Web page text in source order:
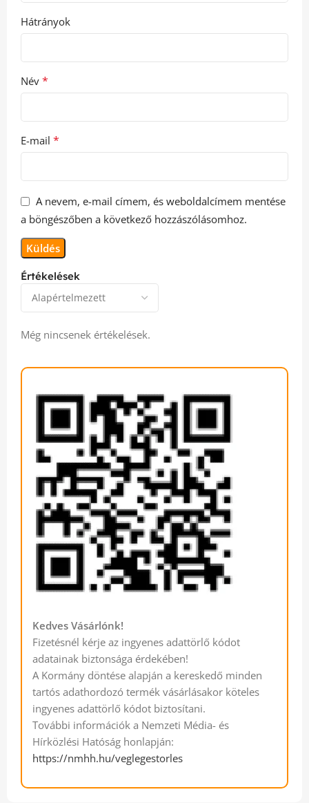
Értékelések
Még nincsenek értékelések.
Hátrányok
Név *
E-mail *
A nevem, e-mail címem, és weboldalcímem mentése
a böngészőben a következő hozzászólásomhoz.
Kedves Vásárlónk!
Fizetésnél kérje az ingyenes adattörlő kódot
adatainak biztonsága érdekében!
A Kormány döntése alapján a kereskedő minden
tartós adathordozó termék vásárlásakor köteles
ingyenes adattörlő kódot biztosítani.
További információk a Nemzeti Média- és
Hírközlési Hatóság honlapján:
https://nmhh.hu/veglegestorles